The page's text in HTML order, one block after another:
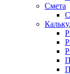
Смета